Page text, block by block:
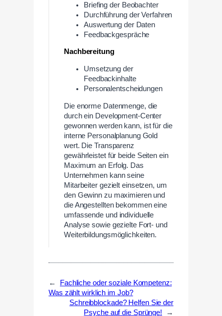
Briefing der Beobachter
Durchführung der Verfahren
Auswertung der Daten
Feedbackgespräche
Nachbereitung
Umsetzung der
Feedbackinhalte
Personalentscheidungen
Die enorme Datenmenge, die
durch ein Development-Center
gewonnen werden kann, ist für die
interne Personalplanung Gold
wert. Die Transparenz
gewährleistet für beide Seiten ein
Maximum an Erfolg. Das
Unternehmen kann seine
Mitarbeiter gezielt einsetzen, um
den Gewinn zu maximieren und
die Angestellten bekommen eine
umfassende und individuelle
Analyse sowie gezielte Fort- und
Weiterbildungsmöglichkeiten.
←
Fachliche oder soziale Kompetenz:
Was zählt wirklich im Job?
Schreibblockade? Helfen Sie der
Psyche auf die Sprünge!
→